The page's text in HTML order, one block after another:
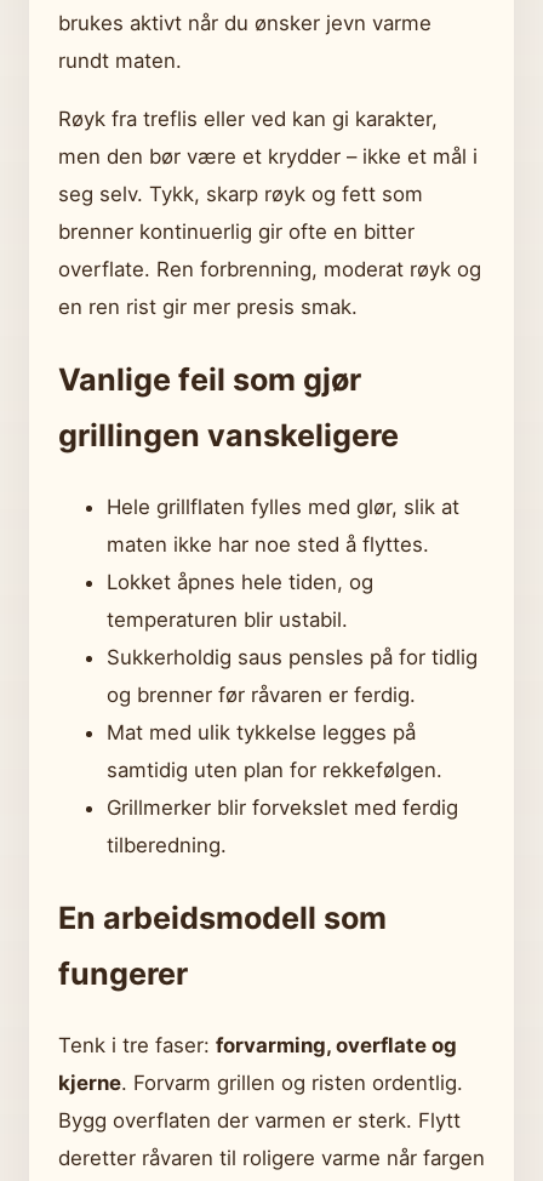
brukes aktivt når du ønsker jevn varme
rundt maten.
Røyk fra treflis eller ved kan gi karakter,
men den bør være et krydder – ikke et mål i
seg selv. Tykk, skarp røyk og fett som
brenner kontinuerlig gir ofte en bitter
overflate. Ren forbrenning, moderat røyk og
en ren rist gir mer presis smak.
Vanlige feil som gjør
grillingen vanskeligere
Hele grillflaten fylles med glør, slik at
maten ikke har noe sted å flyttes.
Lokket åpnes hele tiden, og
temperaturen blir ustabil.
Sukkerholdig saus pensles på for tidlig
og brenner før råvaren er ferdig.
Mat med ulik tykkelse legges på
samtidig uten plan for rekkefølgen.
Grillmerker blir forvekslet med ferdig
tilberedning.
En arbeidsmodell som
fungerer
Tenk i tre faser: forvarming, overflate og
kjerne. Forvarm grillen og risten ordentlig.
Bygg overflaten der varmen er sterk. Flytt
deretter råvaren til roligere varme når fargen